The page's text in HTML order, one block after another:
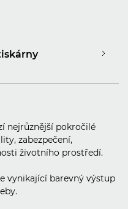
nejrůznější pokročilé
zabezpečení,
životního prostředí.
vynikající barevný výstup